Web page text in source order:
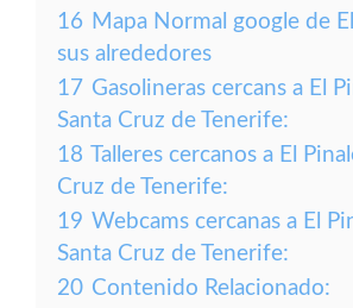
16 Mapa Normal google de
sus alrededores
17 Gasolineras cercans a El
Santa Cruz de Tenerife:
18 Talleres cercanos a El
Cruz de Tenerife:
19 Webcams cercanas a El
Santa Cruz de Tenerife:
20 Contenido Relacionado: